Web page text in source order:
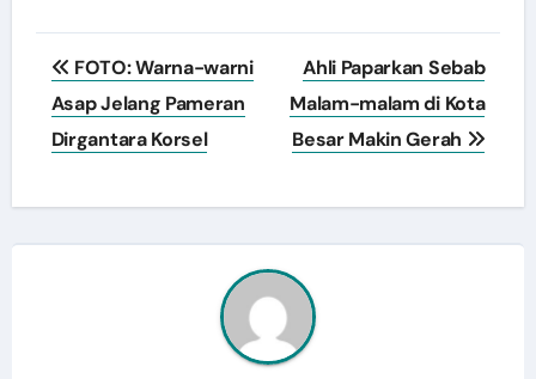
Navigasi
pos
FOTO: Warna-warni
Asap Jelang Pameran
Dirgantara Korsel
Ahli Paparkan Sebab
Malam-malam di Kota
Besar Makin Gerah